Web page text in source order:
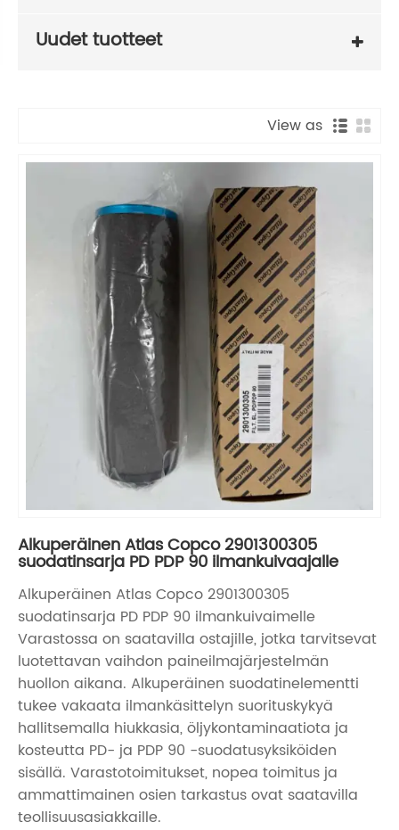
Uudet tuotteet
View as
Alkuperäinen Atlas Copco 2901300305
suodatinsarja PD PDP 90 ilmankuivaajalle
Alkuperäinen Atlas Copco 2901300305
suodatinsarja PD PDP 90 ilmankuivaimelle
Varastossa on saatavilla ostajille, jotka tarvitsevat
luotettavan vaihdon paineilmajärjestelmän
huollon aikana. Alkuperäinen suodatinelementti
tukee vakaata ilmankäsittelyn suorituskykyä
hallitsemalla hiukkasia, öljykontaminaatiota ja
kosteutta PD- ja PDP 90 -suodatusyksiköiden
sisällä. Varastotoimitukset, nopea toimitus ja
ammattimainen osien tarkastus ovat saatavilla
teollisuusasiakkaille.